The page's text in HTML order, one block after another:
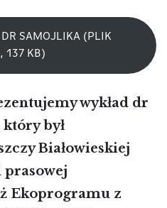
SAMOJLIKA (PLIK
137 KB)
wykład dr
był
Białowieskiej
Ekoprogramu z